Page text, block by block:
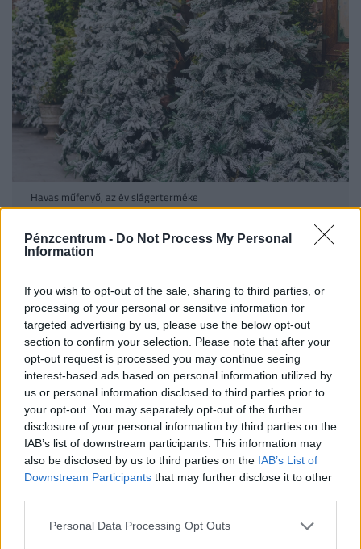
Pénzcentrum - Do Not Process My Personal
Information
If you wish to opt-out of the sale, sharing to third parties, or
processing of your personal or sensitive information for
targeted advertising by us, please use the below opt-out
section to confirm your selection. Please note that after your
opt-out request is processed you may continue seeing
interest-based ads based on personal information utilized by
us or personal information disclosed to third parties prior to
your opt-out. You may separately opt-out of the further
disclosure of your personal information by third parties on the
IAB’s list of downstream participants. This information may
also be disclosed by us to third parties on the IAB’s List of
Downstream Participants that may further disclose it to other
Personal Data Processing Opt Outs
Havas műfenyő, az év slágerterméke
karácsonyfa?
Sokan nem is gondolnák, milyen szép a műfenyő,
mennyire extravagáns és mégis ünnepi hangulatú
dísze lehet az otthonunknak – sőt, az udvarnak is.
Minden évben elmondhatjuk, hogy szárnyra kap
valamilyen karácsonyfa divat, idén ez nem más,
mint az élethű műfenyő és a havas műfenyő. Havas
műfenyő esetében a műfenyő ágvégeit fehér
festék, vagy más bevonat színezi, így a műfenyő azt
a hatást kelti, mintha finom hóréteg hullott volna rá.